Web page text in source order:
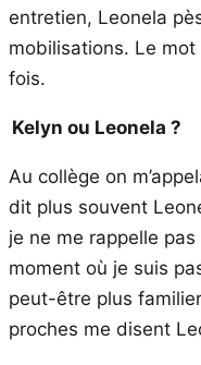
entretien, Leonela
mobilisations. Le mot
fois.
Kelyn ou Leonela ?
Au collège on
dit plus souvent
je ne me rappelle
moment où je suis
peut-être plus
proches me disent